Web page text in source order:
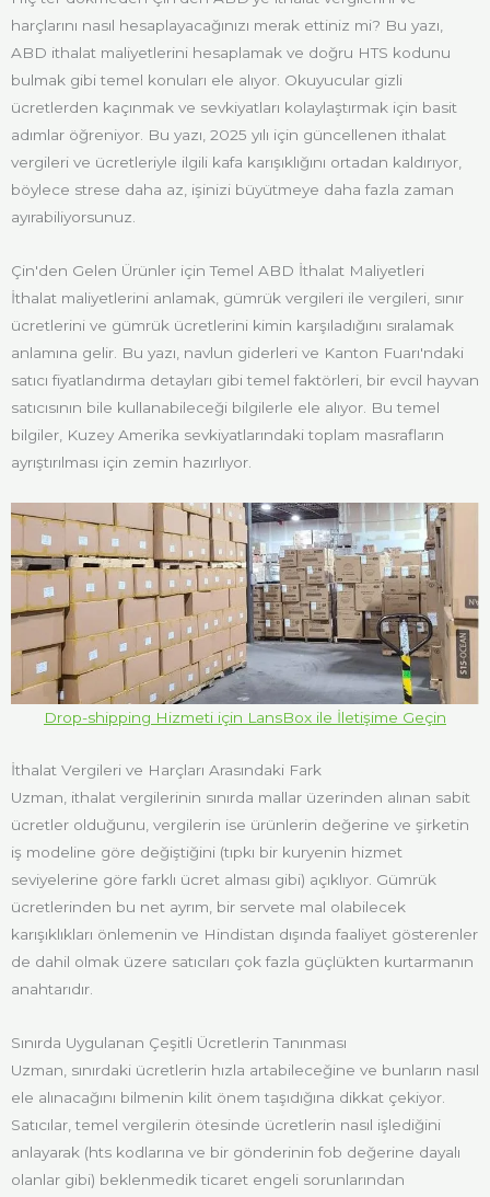
harçlarını nasıl hesaplayacağınızı merak ettiniz mi? Bu yazı,
ABD ithalat maliyetlerini hesaplamak ve doğru HTS kodunu
bulmak gibi temel konuları ele alıyor. Okuyucular gizli
ücretlerden kaçınmak ve sevkiyatları kolaylaştırmak için basit
adımlar öğreniyor. Bu yazı, 2025 yılı için güncellenen ithalat
vergileri ve ücretleriyle ilgili kafa karışıklığını ortadan kaldırıyor,
böylece strese daha az, işinizi büyütmeye daha fazla zaman
ayırabiliyorsunuz.
Çin'den Gelen Ürünler için Temel ABD İthalat Maliyetleri
İthalat maliyetlerini anlamak, gümrük vergileri ile vergileri, sınır
ücretlerini ve gümrük ücretlerini kimin karşıladığını sıralamak
anlamına gelir. Bu yazı, navlun giderleri ve Kanton Fuarı'ndaki
satıcı fiyatlandırma detayları gibi temel faktörleri, bir evcil hayvan
satıcısının bile kullanabileceği bilgilerle ele alıyor. Bu temel
bilgiler, Kuzey Amerika sevkiyatlarındaki toplam masrafların
ayrıştırılması için zemin hazırlıyor.
Drop-shipping Hizmeti için LansBox ile İletişime Geçin
İthalat Vergileri ve Harçları Arasındaki Fark
Uzman, ithalat vergilerinin sınırda mallar üzerinden alınan sabit
ücretler olduğunu, vergilerin ise ürünlerin değerine ve şirketin
iş modeline göre değiştiğini (tıpkı bir kuryenin hizmet
seviyelerine göre farklı ücret alması gibi) açıklıyor. Gümrük
ücretlerinden bu net ayrım, bir servete mal olabilecek
karışıklıkları önlemenin ve Hindistan dışında faaliyet gösterenler
de dahil olmak üzere satıcıları çok fazla güçlükten kurtarmanın
anahtarıdır.
Sınırda Uygulanan Çeşitli Ücretlerin Tanınması
Uzman, sınırdaki ücretlerin hızla artabileceğine ve bunların nasıl
ele alınacağını bilmenin kilit önem taşıdığına dikkat çekiyor.
Satıcılar, temel vergilerin ötesinde ücretlerin nasıl işlediğini
anlayarak (hts kodlarına ve bir gönderinin fob değerine dayalı
olanlar gibi) beklenmedik ticaret engeli sorunlarından